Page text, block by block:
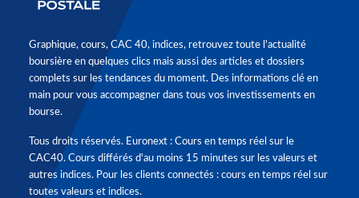
Graphique, cours, CAC 40, indices, retrouvez toute l'actualité
boursière en quelques clics mais aussi des articles et dossiers
complets sur les tendances du moment. Des informations clé en
main pour vous accompagner dans tous vos investissements en
bourse.
Tous droits réservés. Euronext : Cours en temps réel sur le
CAC40. Cours différés d'au moins 15 minutes sur les valeurs et
autres indices. Pour les clients connectés : cours en temps réel sur
toutes valeurs et indices.